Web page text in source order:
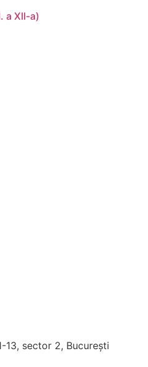
a XII-a)
13, sector 2, București